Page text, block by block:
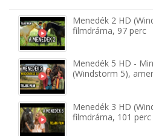
Menedék 2 HD
filmdráma, 97 perc
Menedék 5 HD -
(Windstorm 5),
Menedék 3 HD
filmdráma, 101 perc